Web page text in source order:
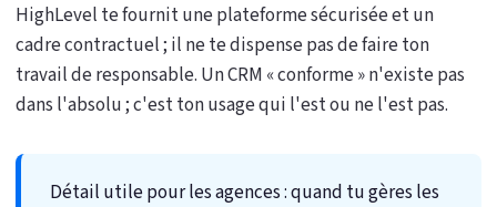
HighLevel te fournit une plateforme sécurisée et un
cadre contractuel ; il ne te dispense pas de faire ton
travail de responsable. Un CRM « conforme » n'existe pas
dans l'absolu ; c'est ton usage qui l'est ou ne l'est pas.
Détail utile pour les agences : quand tu gères les